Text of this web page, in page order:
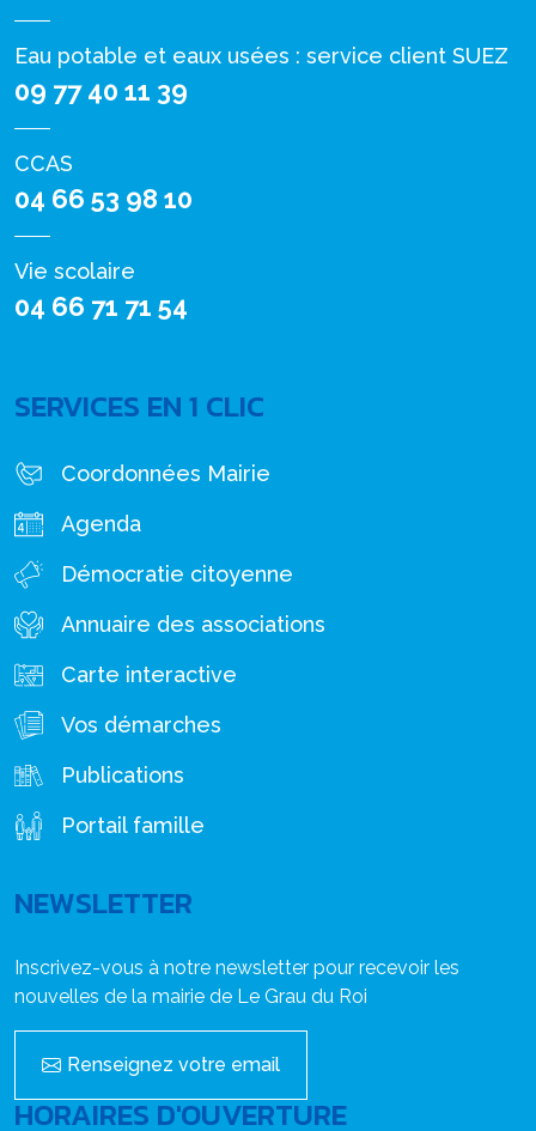
Eau potable et eaux usées : service client SUEZ
09 77 40 11 39
CCAS
04 66 53 98 10
Vie scolaire
04 66 71 71 54
SERVICES EN 1 CLIC
Coordonnées Mairie
Agenda
Démocratie citoyenne
Annuaire des associations
Carte interactive
Vos démarches
Publications
Portail famille
NEWSLETTER
Inscrivez-vous à notre newsletter pour recevoir les
nouvelles de la mairie de Le Grau du Roi
Renseignez votre email
HORAIRES D'OUVERTURE